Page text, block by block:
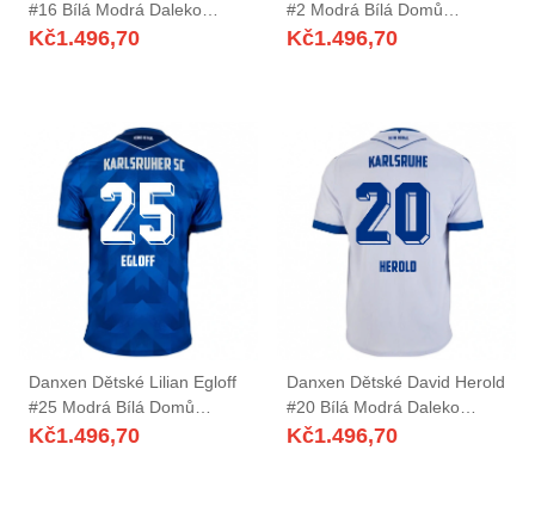
#16 Bílá Modrá Daleko
Hráčské Dresy 2025/26 Dres
Kč1.496,70
#2 Modrá Bílá Domů
Hráčské Dresy 2025/26 Dres
Kč1.496,70
Danxen Dětské Lilian Egloff
#25 Modrá Bílá Domů
Hráčské Dresy 2025/26 Dres
Kč1.496,70
Danxen Dětské David Herold
#20 Bílá Modrá Daleko
Hráčské Dresy 2025/26 Dres
Kč1.496,70